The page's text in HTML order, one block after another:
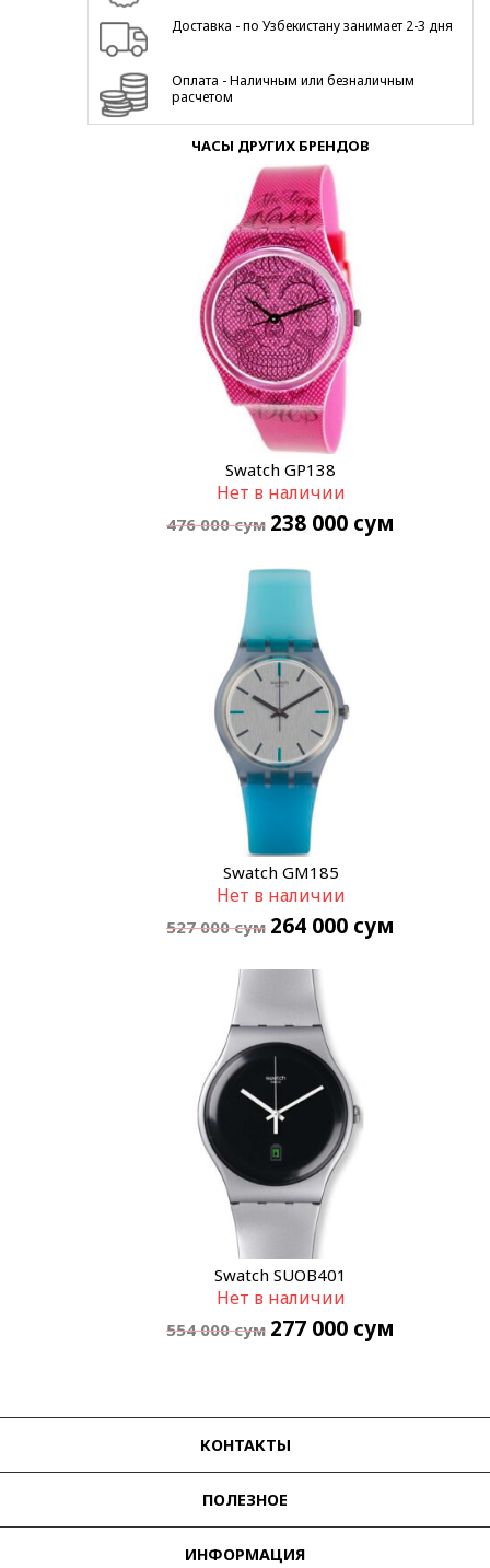
Доставка - по Узбекистану занимает 2-3 дня
Оплата - Наличным или безналичным
расчетом
ЧАСЫ ДРУГИХ БРЕНДОВ
Swatch GP138
Нет в наличии
476 000сум 238 000 сум
Swatch GM185
Нет в наличии
527 000сум 264 000 сум
Swatch SUOB401
Нет в наличии
554 000сум 277 000 сум
КОНТАКТЫ
ПОЛЕЗНОЕ
ИНФОРМАЦИЯ